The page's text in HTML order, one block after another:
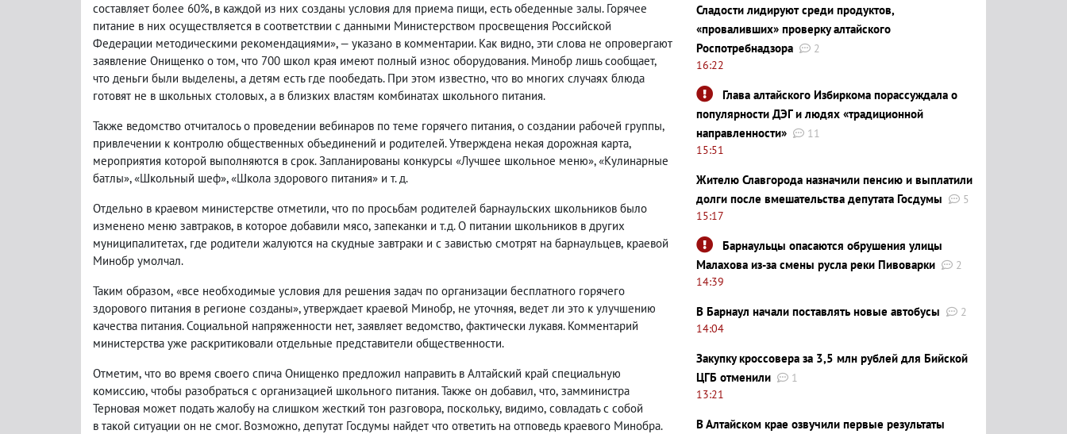
составляет более 60%, в каждой из них созданы условия для приема пищи, есть обеденные залы. Горячее
питание в них осуществляется в соответствии с данными Министерством просвещения Российской
Федерации методическими рекомендациями», — указано в комментарии. Как видно, эти слова не опровергают
заявление Онищенко о том, что 700 школ края имеют полный износ оборудования. Минобр лишь сообщает,
что деньги были выделены, а детям есть где пообедать. При этом известно, что во многих случаях блюда
готовят не в школьных столовых, а в близких властям комбинатах школьного питания.
Также ведомство отчиталось о проведении вебинаров по теме горячего питания, о создании рабочей группы,
привлечении к контролю общественных объединений и родителей. Утверждена некая дорожная карта,
мероприятия которой выполняются в срок. Запланированы конкурсы «Лучшее школьное меню», «Кулинарные
батлы», «Школьный шеф», «Школа здорового питания» и т. д.
Отдельно в краевом министерстве отметили, что по просьбам родителей барнаульских школьников было
изменено меню завтраков, в которое добавили мясо, запеканки и т.д. О питании школьников в других
муниципалитетах, где родители жалуются на скудные завтраки и с завистью смотрят на барнаульцев, краевой
Минобр умолчал.
Таким образом, «все необходимые условия для решения задач по организации бесплатного горячего
здорового питания в регионе созданы», утверждает краевой Минобр, не уточняя, ведет ли это к улучшению
качества питания. Социальной напряженности нет, заявляет ведомство, фактически лукавя. Комментарий
министерства уже раскритиковали отдельные представители общественности.
Отметим, что во время своего спича Онищенко предложил направить в Алтайский край специальную
комиссию, чтобы разобраться с организацией школьного питания. Также он добавил, что, замминистра
Терновая может подать жалобу на слишком жесткий тон разговора, поскольку, видимо, совладать с собой
в такой ситуации он не смог. Возможно, депутат Госдумы найдет что ответить на отповедь краевого Минобра.
Сладости лидируют среди продуктов,
«проваливших» проверку алтайского
Роспотребнадзора
2
16:22
Глава алтайского Избиркома порассуждала о
популярности ДЭГ и людях «традиционной
направленности»
11
15:51
Жителю Славгорода назначили пенсию и выплатили
долги после вмешательства депутата Госдумы
5
15:17
Барнаульцы опасаются обрушения улицы
Малахова из-за смены русла реки Пивоварки
2
14:39
В Барнаул начали поставлять новые автобусы
2
14:04
Закупку кроссовера за 3,5 млн рублей для Бийской
ЦГБ отменили
1
13:21
В Алтайском крае озвучили первые результаты